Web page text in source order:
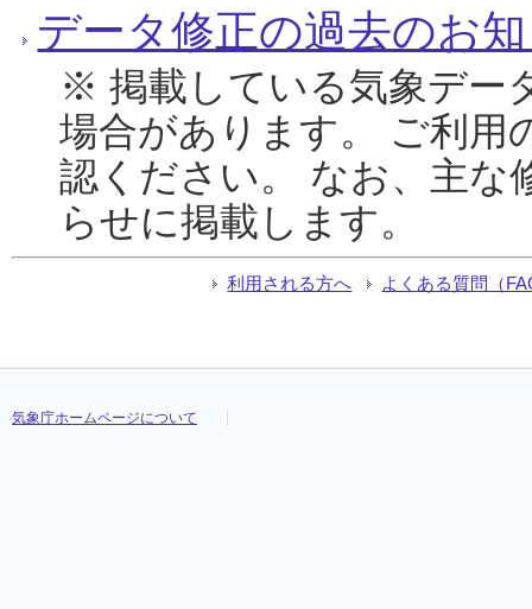
データ修正の過去のお
※ 掲載している気象デー
場合があります。 ご利用
認ください。 なお、主な
らせに掲載します。
利用される方へ よくある質問（
気象庁ホームページについて